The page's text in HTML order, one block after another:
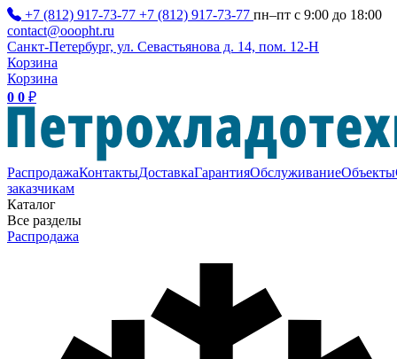
+7 (812) 917-73-77 +7 (812) 917-73-77 пн–пт с 9:00 до 18:00
contact@ooopht.ru
Санкт-Петербург, ул. Севастьянова д. 14, пом. 12-Н
Корзина
Корзина
0 0 ₽
РаспродажаКонтактыДоставкаГарантияОбслуживаниеОбъекты
заказчикам
Каталог
Все разделы
Распродажа